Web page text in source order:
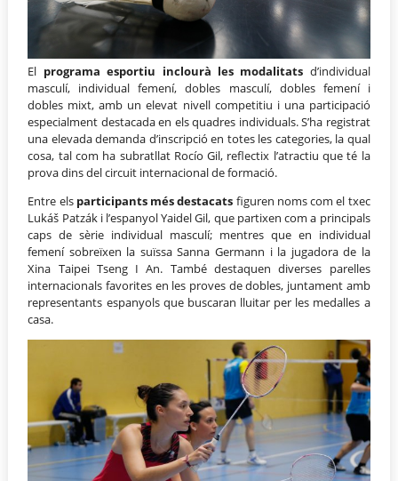
El programa esportiu inclourà les modalitats d’individual
masculí, individual femení, dobles masculí, dobles femení i
dobles mixt, amb un elevat nivell competitiu i una participació
especialment destacada en els quadres individuals. S’ha registrat
una elevada demanda d’inscripció en totes les categories, la qual
cosa, tal com ha subratllat Rocío Gil, reflectix l’atractiu que té la
prova dins del circuit internacional de formació.
Entre els participants més destacats figuren noms com el txec
Lukáš Patzák i l’espanyol Yaidel Gil, que partixen com a principals
caps de sèrie individual masculí; mentres que en individual
femení sobreïxen la suïssa Sanna Germann i la jugadora de la
Xina Taipei Tseng I An. També destaquen diverses parelles
internacionals favorites en les proves de dobles, juntament amb
representants espanyols que buscaran lluitar per les medalles a
casa.